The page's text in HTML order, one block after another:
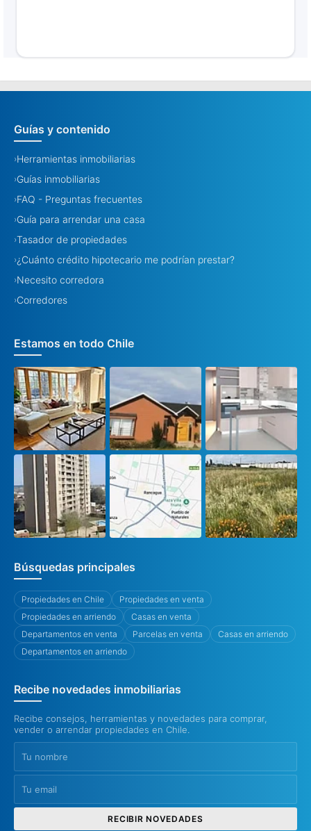
Guías y contenido
›Herramientas inmobiliarias
›Guías inmobiliarias
›FAQ - Preguntas frecuentes
›Guía para arrendar una casa
›Tasador de propiedades
›¿Cuánto crédito hipotecario me podrían prestar?
›Necesito corredora
›Corredores
Estamos en todo Chile
Búsquedas principales
Propiedades en Chile
Propiedades en venta
Propiedades en arriendo
Casas en venta
Departamentos en venta
Parcelas en venta
Casas en arriendo
Departamentos en arriendo
Recibe novedades inmobiliarias
Recibe consejos, herramientas y novedades para comprar,
vender o arrendar propiedades en Chile.
RECIBIR NOVEDADES